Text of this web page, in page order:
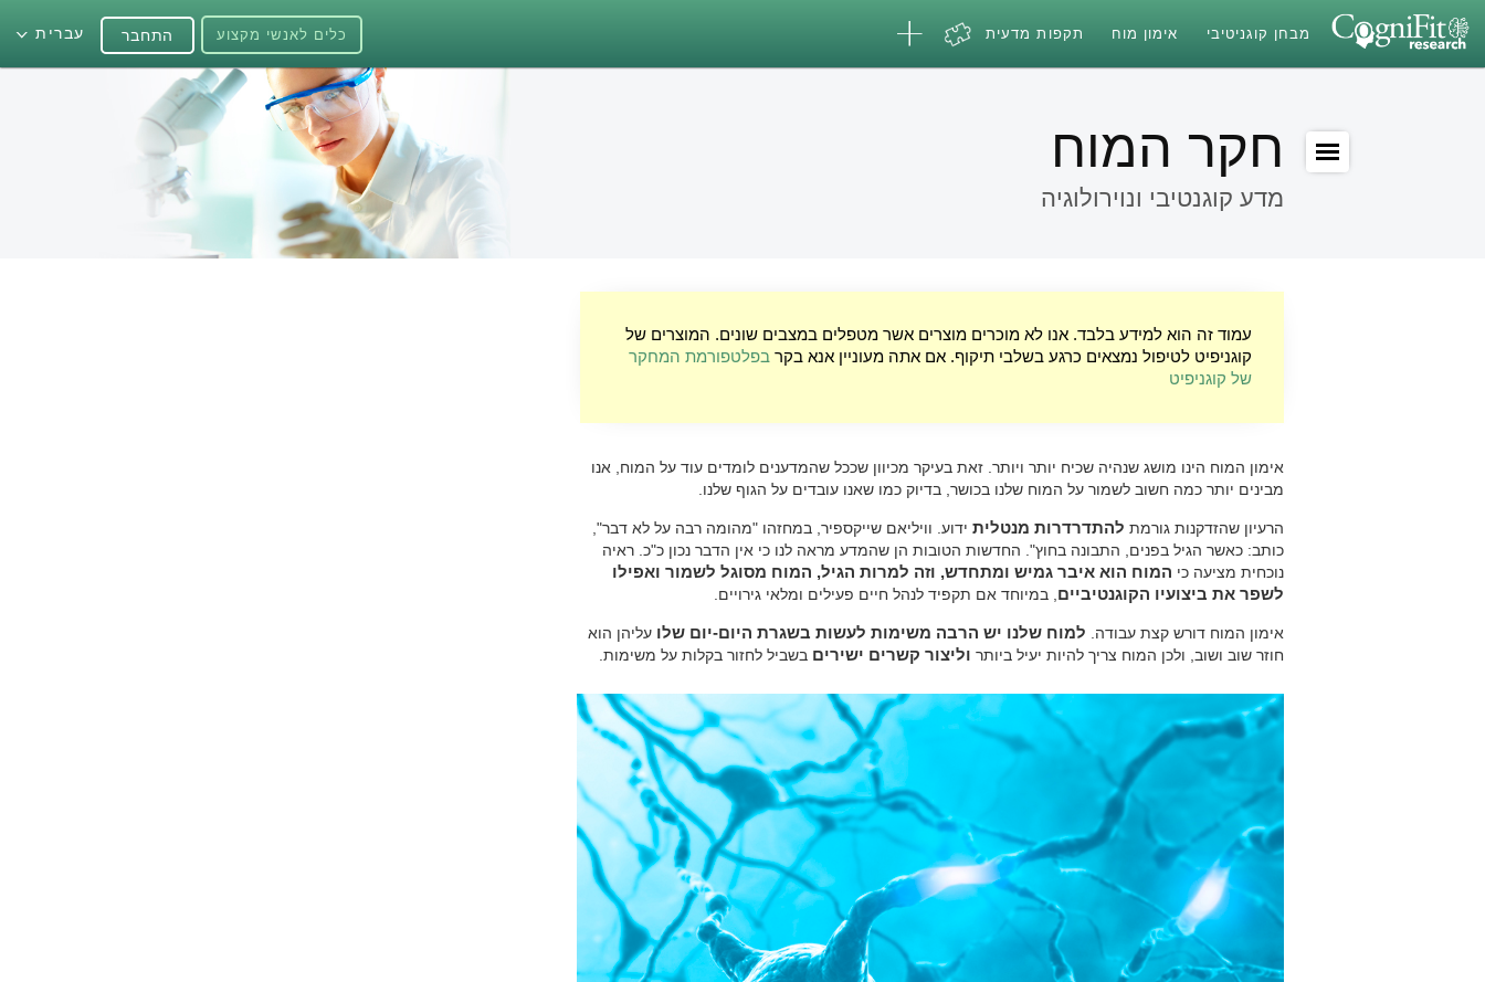
מבחן קוגניטיבי אימון מוח תקפות מדעית כלים לאנשי מקצוע עברית התחבר
חקר המוח
מדע קוגנטיבי ונוירולוגיה
עמוד זה הוא למידע בלבד. אנו לא מוכרים מוצרים אשר מטפלים במצבים שונים. המוצרים של
קוגניפיט לטיפול נמצאים כרגע בשלבי תיקוף. אם אתה מעוניין אנא בקר בפלטפורמת המחקר
של קוגניפיט
אימון המוח הינו מושג שנהיה שכיח יותר ויותר. זאת בעיקר מכיוון שככל שהמדענים לומדים עוד על המוח, אנו
מבינים יותר כמה חשוב לשמור על המוח שלנו בכושר, בדיוק כמו שאנו עובדים על הגוף שלנו.
הרעיון שהזדקנות גורמת להתדרדרות מנטלית ידוע. וויליאם שייקספיר, במחזהו "מהומה רבה על לא דבר",
כותב: כאשר הגיל בפנים, התבונה בחוץ". החדשות הטובות הן שהמדע מראה לנו כי אין הדבר נכון כ"כ. ראיה
נוכחית מציעה כי המוח הוא איבר גמיש ומתחדש, וזה למרות הגיל, המוח מסוגל לשמור ואפילו
לשפר את ביצועיו הקוגנטיביים , במיוחד אם תקפיד לנהל חיים פעילים ומלאי גירויים.
אימון המוח דורש קצת עבודה. למוח שלנו יש הרבה משימות לעשות בשגרת היום-יום שלו עליהן הוא
חוזר שוב ושוב, ולכן המוח צריך להיות יעיל ביותר וליצור קשרים ישירים בשביל לחזור בקלות על משימות.